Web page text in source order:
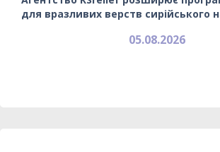
для вразливих верств сирійського
05.08.2026